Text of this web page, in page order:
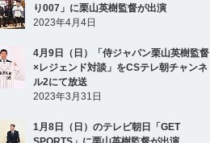
り007」に栗山英樹監督が出演
2023年4月4日
4月9日（日）「侍ジャパン栗山英樹監督
×レジェンド対談」をCSテレ朝チャンネ
ル2にて放送
2023年3月31日
1月8日（日）のテレビ朝日「GET